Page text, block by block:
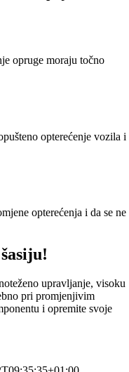
opruge moraju točno
opterećenje vozila i
opterećenja i da se ne
upravljanje, visoku
pri promjenjivim
i opremite svoje